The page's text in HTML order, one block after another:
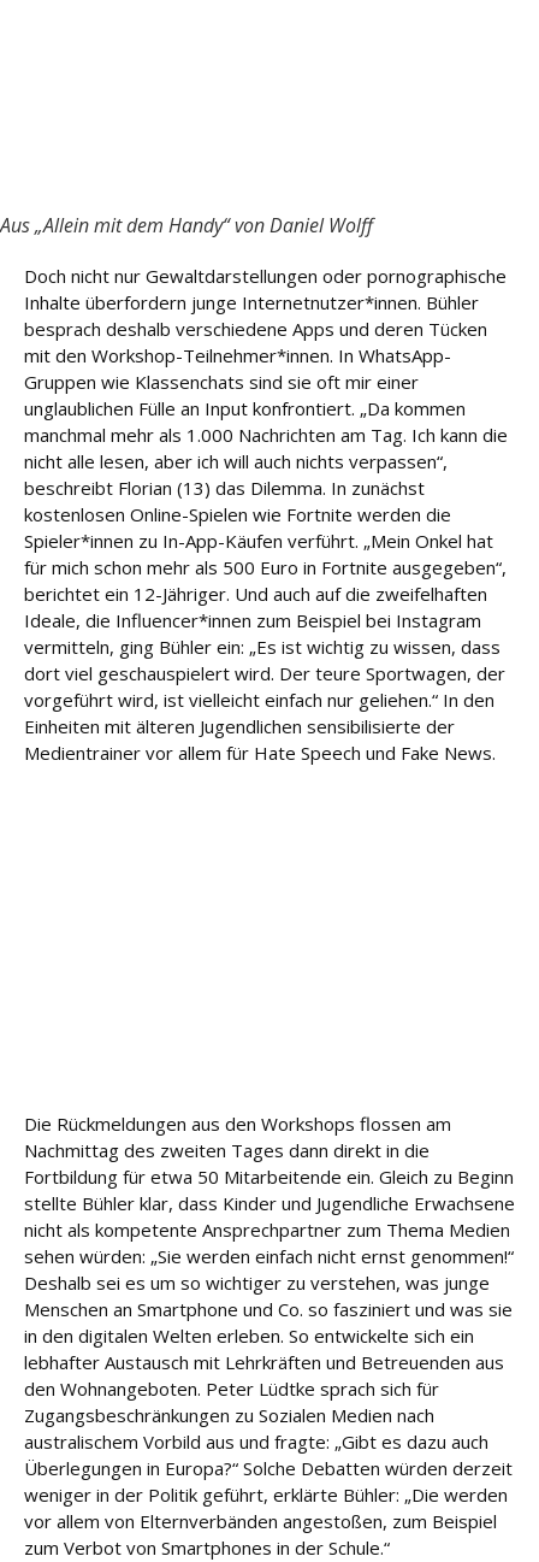
Aus „Allein mit dem Handy“ von Daniel Wolff
Doch nicht nur Gewaltdarstellungen oder pornographische
Inhalte überfordern junge Internetnutzer*innen. Bühler
besprach deshalb verschiedene Apps und deren Tücken
mit den Workshop-Teilnehmer*innen. In WhatsApp-
Gruppen wie Klassenchats sind sie oft mir einer
unglaublichen Fülle an Input konfrontiert. „Da kommen
manchmal mehr als 1.000 Nachrichten am Tag. Ich kann die
nicht alle lesen, aber ich will auch nichts verpassen“,
beschreibt Florian (13) das Dilemma. In zunächst
kostenlosen Online-Spielen wie Fortnite werden die
Spieler*innen zu In-App-Käufen verführt. „Mein Onkel hat
für mich schon mehr als 500 Euro in Fortnite ausgegeben“,
berichtet ein 12-Jähriger. Und auch auf die zweifelhaften
Ideale, die Influencer*innen zum Beispiel bei Instagram
vermitteln, ging Bühler ein: „Es ist wichtig zu wissen, dass
dort viel geschauspielert wird. Der teure Sportwagen, der
vorgeführt wird, ist vielleicht einfach nur geliehen.“ In den
Einheiten mit älteren Jugendlichen sensibilisierte der
Medientrainer vor allem für Hate Speech und Fake News.
Die Rückmeldungen aus den Workshops flossen am
Nachmittag des zweiten Tages dann direkt in die
Fortbildung für etwa 50 Mitarbeitende ein. Gleich zu Beginn
stellte Bühler klar, dass Kinder und Jugendliche Erwachsene
nicht als kompetente Ansprechpartner zum Thema Medien
sehen würden: „Sie werden einfach nicht ernst genommen!“
Deshalb sei es um so wichtiger zu verstehen, was junge
Menschen an Smartphone und Co. so fasziniert und was sie
in den digitalen Welten erleben. So entwickelte sich ein
lebhafter Austausch mit Lehrkräften und Betreuenden aus
den Wohnangeboten. Peter Lüdtke sprach sich für
Zugangsbeschränkungen zu Sozialen Medien nach
australischem Vorbild aus und fragte: „Gibt es dazu auch
Überlegungen in Europa?“ Solche Debatten würden derzeit
weniger in der Politik geführt, erklärte Bühler: „Die werden
vor allem von Elternverbänden angestoßen, zum Beispiel
zum Verbot von Smartphones in der Schule.“